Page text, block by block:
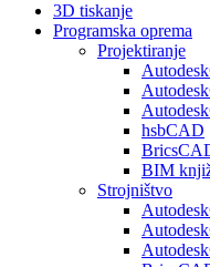
3D tiskanje
Programska oprema
Projektiranje
hsbCAD
BIM
Strojništvo